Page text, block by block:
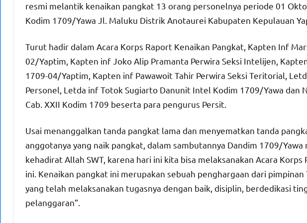
resmi melantik kenaikan pangkat 13 orang personelnya periode 01
Kodim 1709/Yawa Jl. Maluku Distrik Anotaurei Kabupaten Kepulauan
Turut hadir dalam Acara Korps Raport Kenaikan Pangkat, Kapten Inf
02/Yaptim, Kapten inf Joko Alip Pramanta Perwira Seksi Intelijen,
1709-04/Yaptim, Kapten inf Pawawoit Tahir Perwira Seksi Teritorial,
Personel, Letda inf Totok Sugiarto Danunit Intel Kodim 1709/Yawa dan
Cab. XXII Kodim 1709 beserta para pengurus Persit.
Usai menanggalkan tanda pangkat lama dan menyematkan tanda
anggotanya yang naik pangkat, dalam sambutannya Dandim 1709/
kehadirat Allah SWT, karena hari ini kita bisa melaksanakan Acara
ini. Kenaikan pangkat ini merupakan sebuah penghargaan dari
yang telah melaksanakan tugasnya dengan baik, disiplin, berdedikasi
pelanggaran”.